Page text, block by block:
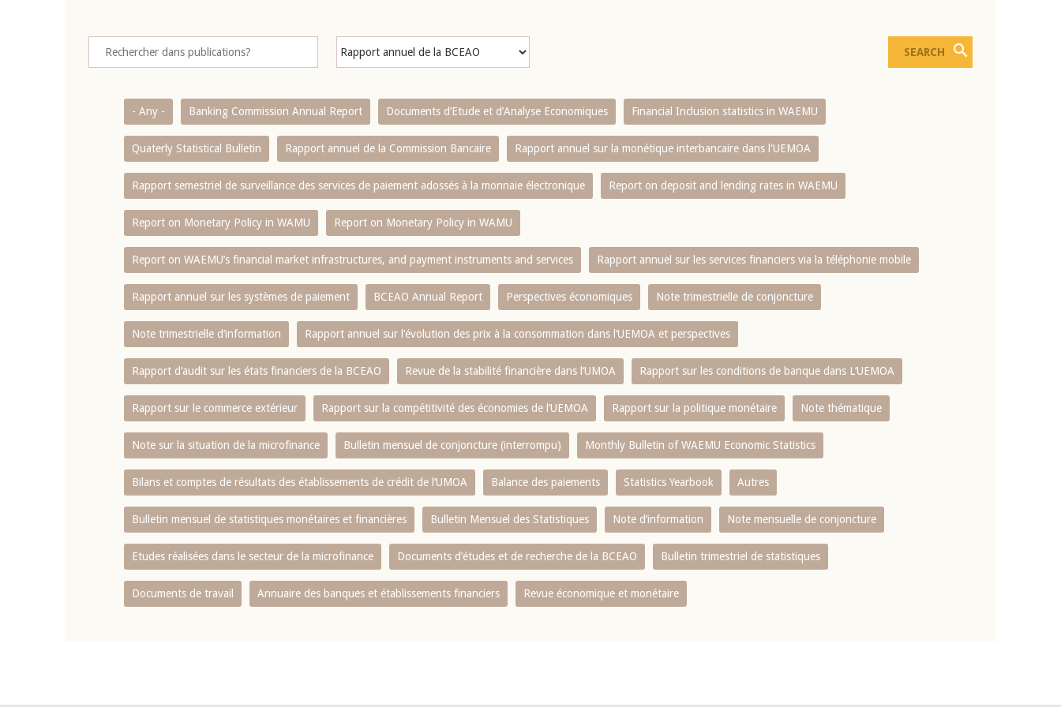
- Any - Banking Commission Annual Report Documents d’Etude et d’Analyse Economiques Financial Inclusion statistics in WAEMU
Quaterly Statistical Bulletin Rapport annuel de la Commission Bancaire Rapport annuel sur la monétique interbancaire dans l'UEMOA
Rapport semestriel de surveillance des services de paiement adossés à la monnaie électronique Report on deposit and lending rates in WAEMU
Report on Monetary Policy in WAMU Report on Monetary Policy in WAMU
Report on WAEMU’s financial market infrastructures, and payment instruments and services Rapport annuel sur les services financiers via la téléphonie mobile
Rapport annuel sur les systèmes de paiement BCEAO Annual Report Perspectives économiques Note trimestrielle de conjoncture
Note trimestrielle d‘information Rapport annuel sur l‘évolution des prix à la consommation dans l‘UEMOA et perspectives
Rapport d‘audit sur les états financiers de la BCEAO Revue de la stabilité financière dans l‘UMOA Rapport sur les conditions de banque dans L‘UEMOA
Rapport sur le commerce extérieur Rapport sur la compétitivité des économies de l‘UEMOA Rapport sur la politique monétaire Note thématique
Note sur la situation de la microfinance Bulletin mensuel de conjoncture (interrompu) Monthly Bulletin of WAEMU Economic Statistics
Bilans et comptes de résultats des établissements de crédit de l‘UMOA Balance des paiements Statistics Yearbook Autres
Bulletin mensuel de statistiques monétaires et financières Bulletin Mensuel des Statistiques Note d’information Note mensuelle de conjoncture
Etudes réalisées dans le secteur de la microfinance Documents d’études et de recherche de la BCEAO Bulletin trimestriel de statistiques
Documents de travail Annuaire des banques et établissements financiers Revue économique et monétaire